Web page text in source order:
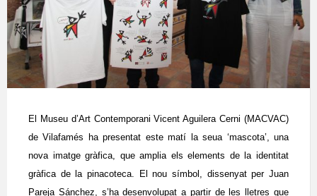
El Museu d’Art Contemporani Vicent Aguilera Cerni (MACVAC)
de Vilafamés ha presentat este matí la seua ‘mascota’, una
nova imatge gràfica, que amplia els elements de la identitat
gràfica de la pinacoteca. El nou símbol, dissenyat per Juan
Pareja Sánchez, s’ha desenvolupat a partir de les lletres que